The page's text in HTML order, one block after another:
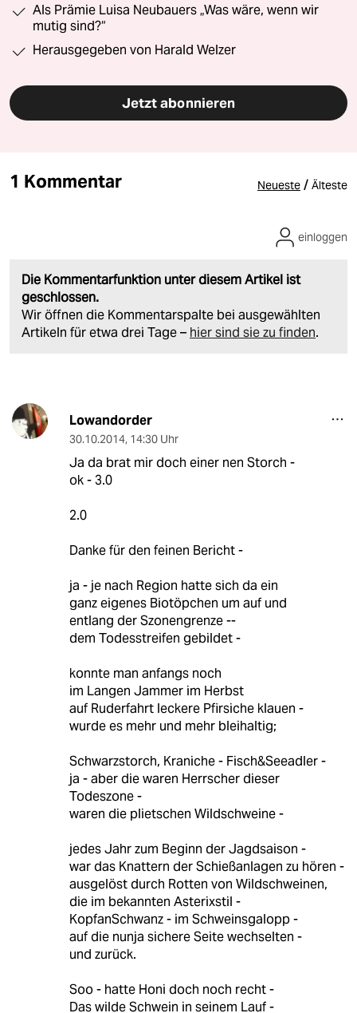
Als Prämie Luisa Neubauers „Was wäre, wenn wir
mutig sind?“
Herausgegeben von Harald Welzer
Jetzt abonnieren
1 Kommentar Neueste / Älteste
Die Kommentarfunktion unter diesem Artikel ist
geschlossen.
Wir öffnen die Kommentarspalte bei ausgewählten
Artikeln für etwa drei Tage – hier sind sie zu finden.
einloggen
Lowandorder
30.10.2014, 14:30 Uhr
Ja da brat mir doch einer nen Storch -
ok - 3.0
2.0
Danke für den feinen Bericht -
ja - je nach Region hatte sich da ein
ganz eigenes Biotöpchen um auf und
entlang der Szonengrenze --
dem Todesstreifen gebildet -
konnte man anfangs noch
im Langen Jammer im Herbst
auf Ruderfahrt leckere Pfirsiche klauen -
wurde es mehr und mehr bleihaltig;
Schwarzstorch, Kraniche - Fisch&Seeadler -
ja - aber die waren Herrscher dieser
Todeszone -
waren die plietschen Wildschweine -
jedes Jahr zum Beginn der Jagdsaison -
war das Knattern der Schießanlagen zu hören -
ausgelöst durch Rotten von Wildschweinen,
die im bekannten Asterixstil -
KopfanSchwanz - im Schweinsgalopp -
auf die nunja sichere Seite wechselten -
und zurück.
Soo - hatte Honi doch noch recht -
Das wilde Schwein in seinem Lauf -